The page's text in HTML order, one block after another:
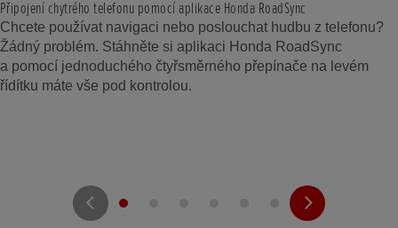
Připojení chytrého telefonu pomocí aplikace Honda RoadSync
Chcete používat navigaci nebo poslouchat hudbu z telefonu?
Žádný problém. Stáhněte si aplikaci Honda RoadSync
a pomocí jednoduchého čtyřsměrného přepínače na levém
řídítku máte vše pod kontrolou.